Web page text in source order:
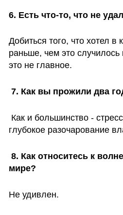
6. Есть что-то, что не
Добиться того, что хотел в
раньше, чем это
это не главное.
7. Как вы прожили два
глубокое разочарование
мире?
Не удивлен.